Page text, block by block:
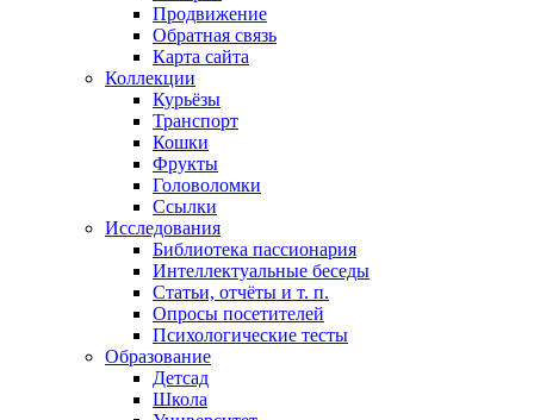
Продвижение
Обратная связь
Карта сайта
Коллекции
Курьёзы
Транспорт
Кошки
Фрукты
Головоломки
Ссылки
Исследования
Библиотека пассионария
Интеллектуальные беседы
Статьи, отчёты и т. п.
Опросы посетителей
Психологические тесты
Образование
Детсад
Школа